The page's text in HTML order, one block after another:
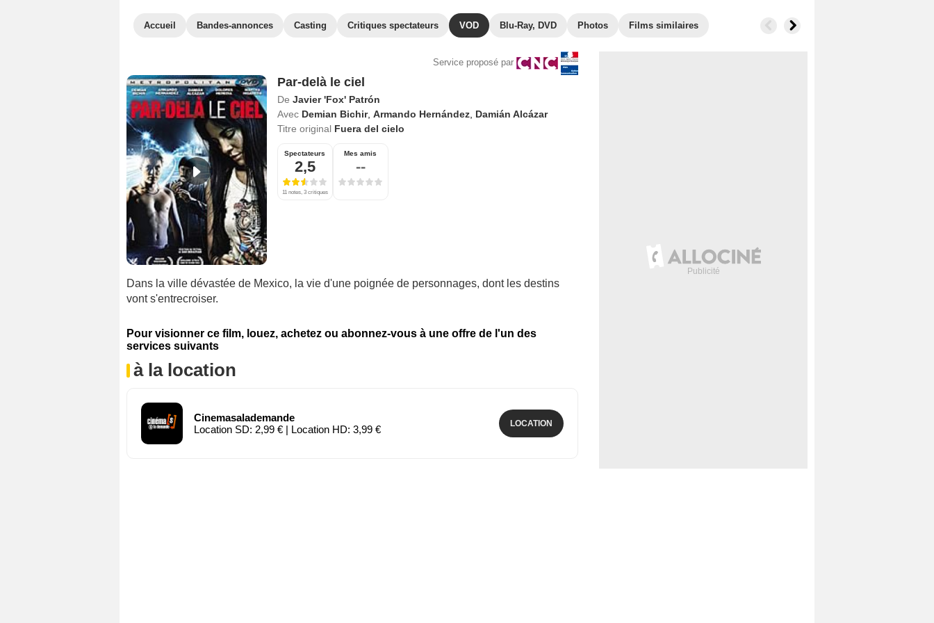
Accueil Bandes-annonces Casting Critiques spectateurs VOD Blu-Ray, DVD Photos Films similaires
Service proposé par
Par-delà le ciel
De Javier 'Fox' Patrón
Avec Demian Bichir, Armando Hernández, Damián Alcázar
Titre original Fuera del cielo
Spectateurs
2,5
11 notes, 3 critiques
Mes amis
--
Dans la ville dévastée de Mexico, la vie d'une poignée de personnages, dont les destins
vont s'entrecroiser.
Pour visionner ce film, louez, achetez ou abonnez-vous à une offre de l'un des
services suivants
à la location
Cinemasalademande
Location SD: 2,99 € | Location HD: 3,99 €
LOCATION